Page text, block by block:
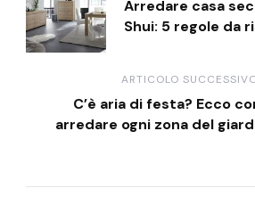
Arredare casa
Shui: 5 regole da
ARTICOLO
C’è aria di festa? Ecco
arredare ogni zona del